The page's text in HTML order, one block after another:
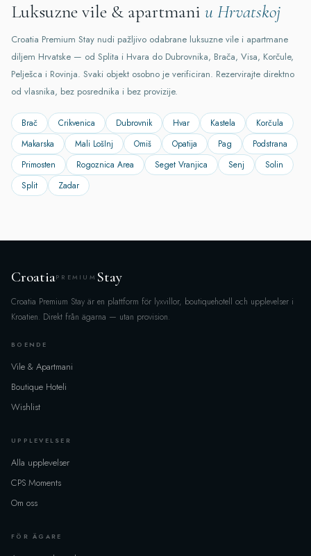
Luksuzne vile & apartmani u Hrvatskoj
Croatia Premium Stay nudi pažljivo odabrane luksuzne vile i apartmane
diljem Hrvatske — od Splita i Hvara do Dubrovnika, Brača, Visa, Korčule,
Pelješca i Rovinja. Svaki objekt osobno je verificiran. Rezervirajte direktno
od vlasnika, bez posrednika i bez provizije.
Brač Crikvenica Dubrovnik Hvar Kastela
Korčula
Makarska
Mali LošInj Omiš Opatija Pag
Podstrana
Primosten
Rogoznica Area Seget Vranjica Senj
Solin
Split
Zadar
×
Alla
POPULÄRA PLATSER
DATUM & GÄSTER
CroatiaPREMIUM Stay
Croatia Premium Stay är en plattform för lyxvillor, boutiquehotell och upplevelser i
Kroatien. Direkt från ägarna — utan provision.
BOENDE
Vile & Apartmani
Boutique Hoteli
Wishlist
UPPLEVELSER
Alla upplevelser
CPS Moments
Om oss
FÖR ÄGARE